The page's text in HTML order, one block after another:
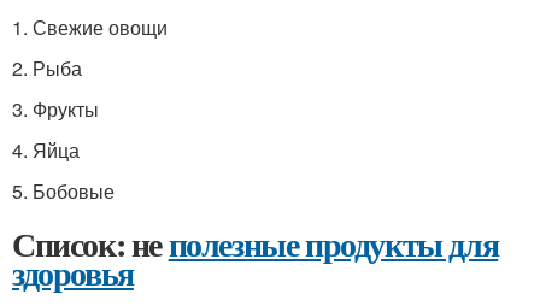
1. Свежие овощи
2. Рыба
3. Фрукты
4. Яйца
5. Бобовые
Список: неполезные продукты для
здоровья